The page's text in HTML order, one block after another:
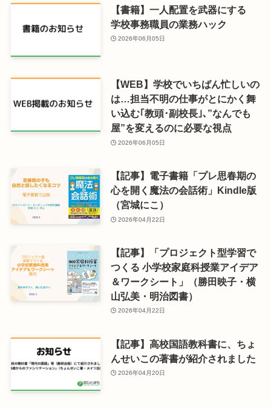
【書籍】一人配置を武器にする
学校事務職員の業務ハック
2026年06月05日
【WEB】学校でいちばん忙しいの
は…担当不明の仕事がとにかく舞
い込む｢教頭･副校長｣､”なんでも
屋”を変えるのに必要な視点
2026年06月05日
【記事】電子書籍「プレ思春期の
心を開く魔法の会話術」Kindle版
（宮城にこ）
2026年04月22日
【記事】「プロジェクト型学習で
つくる 小学校家庭科授業アイデア
＆ワークシート」（勝田映子・横
山弘美・明治図書）
2026年04月22日
【記事】高校国語教科書に、ちょ
んせいこの著書が紹介されました
2026年04月20日